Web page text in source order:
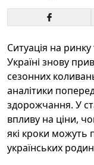
Ситуація на
Україні знову
сезонних
аналітики
здорожчання. У
впливу на ціни,
які кроки можуть
українських